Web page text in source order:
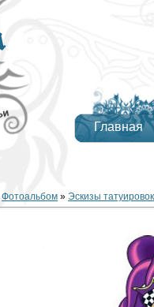
Главная
Фотоальбом » Эскизы татуировок